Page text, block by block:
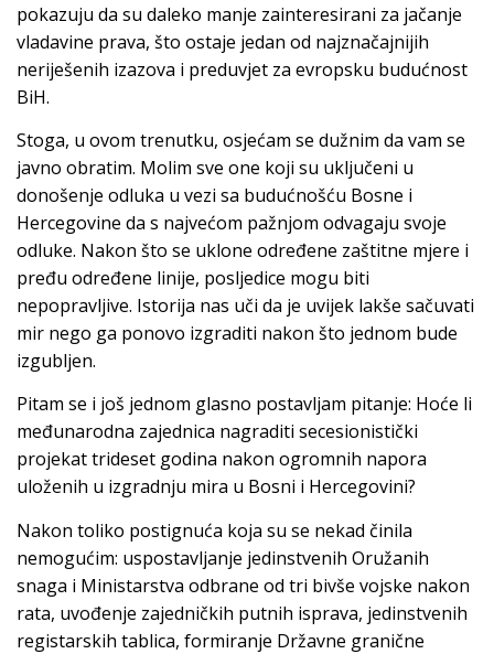
pokazuju da su daleko manje zainteresirani za jačanje
vladavine prava, što ostaje jedan od najznačajnijih
neriješenih izazova i preduvjet za evropsku budućnost
BiH.
Stoga, u ovom trenutku, osjećam se dužnim da vam se
javno obratim. Molim sve one koji su uključeni u
donošenje odluka u vezi sa budućnošću Bosne i
Hercegovine da s najvećom pažnjom odvagaju svoje
odluke. Nakon što se uklone određene zaštitne mjere i
pređu određene linije, posljedice mogu biti
nepopravljive. Istorija nas uči da je uvijek lakše sačuvati
mir nego ga ponovo izgraditi nakon što jednom bude
izgubljen.
Pitam se i još jednom glasno postavljam pitanje: Hoće li
međunarodna zajednica nagraditi secesionistički
projekat trideset godina nakon ogromnih napora
uloženih u izgradnju mira u Bosni i Hercegovini?
Nakon toliko postignuća koja su se nekad činila
nemogućim: uspostavljanje jedinstvenih Oružanih
snaga i Ministarstva odbrane od tri bivše vojske nakon
rata, uvođenje zajedničkih putnih isprava, jedinstvenih
registarskih tablica, formiranje Državne granične